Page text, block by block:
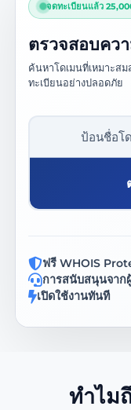
จดทะเบียนแล้ว
ตรวจสอบคว
ค้นหาโดเมนที่เหมาะส
ทะเบียนอย่างปลอดภัย
ฟรี WHOIS
การสนับสนุนจาก
เปิดใช้งานทันที
ทำไม